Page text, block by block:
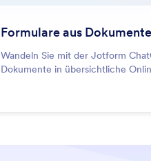
Formulare aus
Wandeln Sie mit der Jotform
Dokumente in übersichtliche